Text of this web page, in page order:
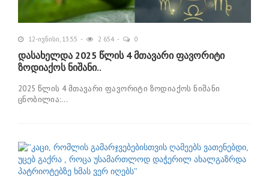
12-ივნისი, 13:55 2 654 0
დასახელდა 2025 წლის 4 მთავარი ფავორიტი
ზოდიაქოს ნიშანი..
2025 წლის 4 მთავარი ფავორიტი ზოდიაქოს ნიშანი
ცნობილია:...